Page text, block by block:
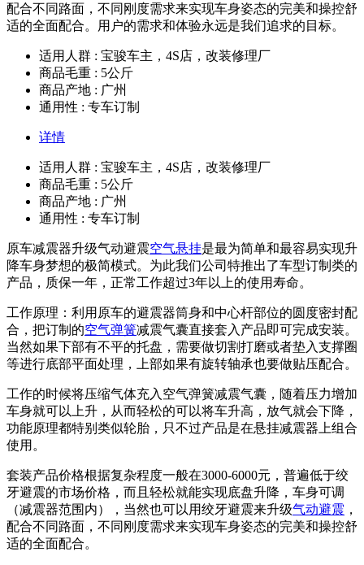
配合不同路面，不同刚度需求来实现车身姿态的完美和操控舒
适的全面配合。用户的需求和体验永远是我们追求的目标。
适用人群 : 宝骏车主，4S店，改装修理厂
商品毛重 : 5公斤
商品产地 : 广州
通用性 : 专车订制
详情
适用人群 : 宝骏车主，4S店，改装修理厂
商品毛重 : 5公斤
商品产地 : 广州
通用性 : 专车订制
原车减震器升级气动避震空气悬挂是最为简单和最容易实现升
降车身梦想的极简模式。为此我们公司特推出了车型订制类的
产品，质保一年，正常工作超过3年以上的使用寿命。
工作原理：利用原车的避震器筒身和中心杆部位的圆度密封配
合，把订制的空气弹簧减震气囊直接套入产品即可完成安装。
当然如果下部有不平的托盘，需要做切割打磨或者垫入支撑圈
等进行底部平面处理，上部如果有旋转轴承也要做贴压配合。
工作的时候将压缩气体充入空气弹簧减震气囊，随着压力增加
车身就可以上升，从而轻松的可以将车升高，放气就会下降，
功能原理都特别类似轮胎，只不过产品是在悬挂减震器上组合
使用。
套装产品价格根据复杂程度一般在3000-6000元，普遍低于绞
牙避震的市场价格，而且轻松就能实现底盘升降，车身可调
（减震器范围内），当然也可以用绞牙避震来升级气动避震 ，
配合不同路面，不同刚度需求来实现车身姿态的完美和操控舒
适的全面配合。